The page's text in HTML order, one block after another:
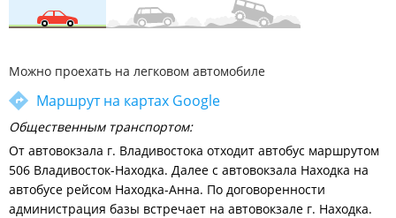
Можно проехать на легковом автомобиле
Маршрут на картах Google
Общественным транспортом:
От автовокзала г. Владивостока отходит автобус маршрутом
506 Владивосток-Находка. Далее с автовокзала Находка на
автобусе рейсом Находка-Анна. По договоренности
администрация базы встречает на автовокзале г. Находка.